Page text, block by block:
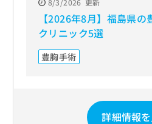
【2026年8月】福島県
クリニック5選
豊胸手術
詳細情報